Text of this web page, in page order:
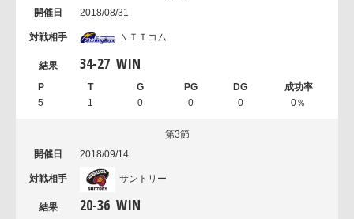
2018/08/31
ＮＴＴコム
34-27 WIN
5 1 0 0 0 0％
第3節
2018/09/14
サントリー
20-36 WIN